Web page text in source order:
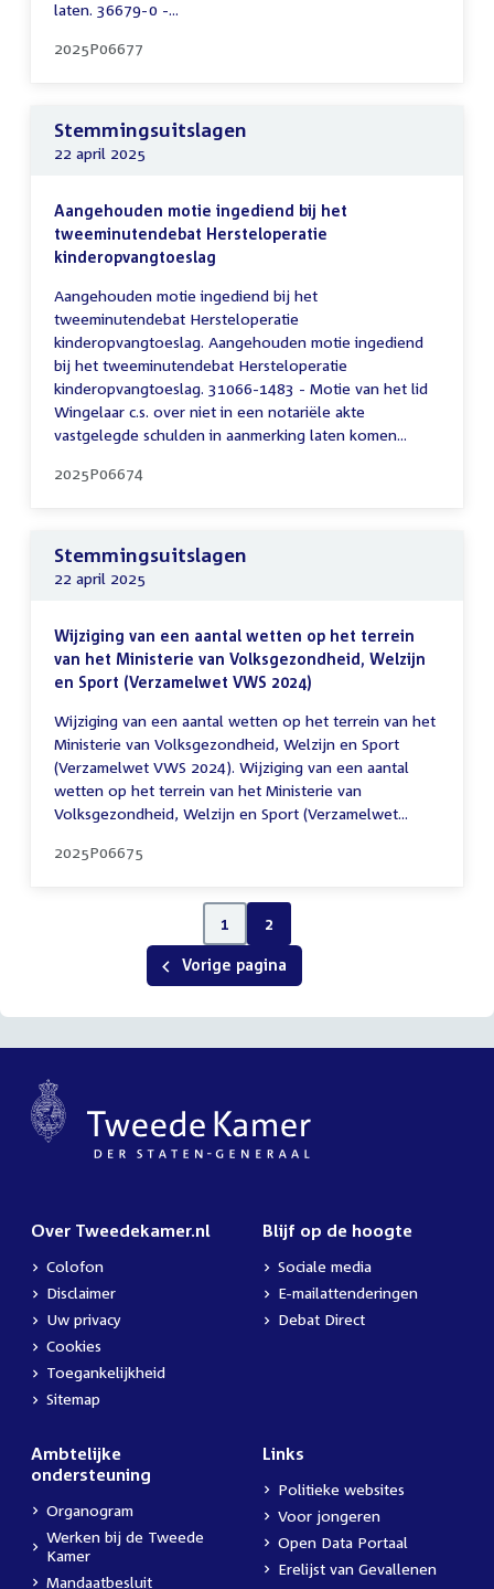
laten. 36679-0 -...
2025P06677
Stemmingsuitslagen
22 april 2025
Aangehouden motie ingediend bij het
tweeminutendebat Hersteloperatie
kinderopvangtoeslag
Aangehouden motie ingediend bij het
tweeminutendebat Hersteloperatie
kinderopvangtoeslag. Aangehouden motie ingediend
bij het tweeminutendebat Hersteloperatie
kinderopvangtoeslag. 31066-1483 - Motie van het lid
Wingelaar c.s. over niet in een notariële akte
vastgelegde schulden in aanmerking laten komen...
2025P06674
Stemmingsuitslagen
22 april 2025
Wijziging van een aantal wetten op het terrein
van het Ministerie van Volksgezondheid, Welzijn
en Sport (Verzamelwet VWS 2024)
Wijziging van een aantal wetten op het terrein van het
Ministerie van Volksgezondheid, Welzijn en Sport
(Verzamelwet VWS 2024). Wijziging van een aantal
wetten op het terrein van het Ministerie van
Volksgezondheid, Welzijn en Sport (Verzamelwet...
2025P06675
Vorige pagina
1 2
Over Tweedekamer.nl
Colofon
Disclaimer
Uw privacy
Cookies
Toegankelijkheid
Sitemap
Blijf op de hoogte
Sociale media
E-mailattenderingen
Debat Direct
Ambtelijke
ondersteuning
Organogram
Werken bij de Tweede
Kamer
Mandaatbesluit
Links
Politieke websites
Voor jongeren
Open Data Portaal
Erelijst van Gevallenen